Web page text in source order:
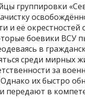
группировки
и её окрестностей
боевики ВСУ
в
среди мирных
за
Однако их быстро
передают в